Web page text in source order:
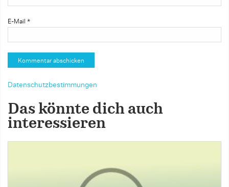
E-Mail *
Datenschutzbestimmungen
Das könnte dich auch
interessieren